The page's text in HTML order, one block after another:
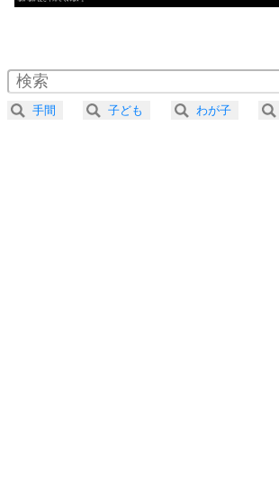
気楽に生きる30の方法
4 器の大きい人は、怒りを優
2.0倍速 （216KB 55秒）
2.5倍速 （173KB 44秒）
3.0倍速 （144KB 36秒）
手間 子ども わが子